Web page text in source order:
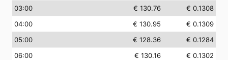
03:00 € 130.76
€ 0.1308
04:00 € 130.95
€ 0.1309
05:00 € 128.36
€ 0.1284
06:00 € 130.16
€ 0.1302